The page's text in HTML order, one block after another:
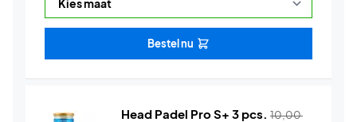
Bestel nu
Head Padel Pro S+ 3 pcs. 10,00